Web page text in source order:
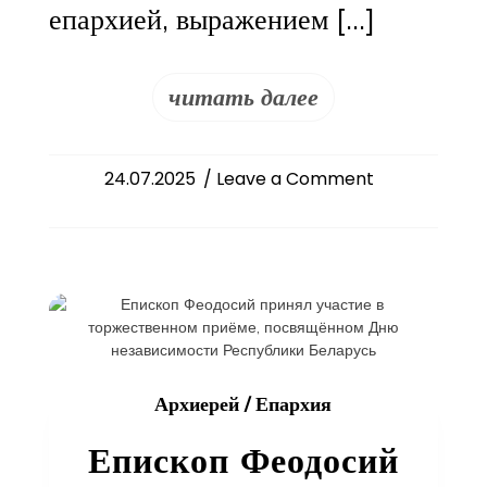
епархией, выражением […]
читать далее
24.07.2025 / Leave a Comment
Церкви
епископ
Феодосий
и
Архиерей /Епархия
Епископ Феодосий